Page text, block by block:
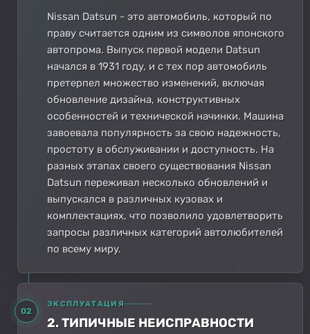
Nissan Datsun - это автомобиль, который по
праву считается одним из символов японского
автопрома. Выпуск первой модели Datsun
начался в 1931 году, и с тех пор автомобиль
претерпел множество изменений, включая
обновление дизайна, конструктивных
особенностей и технической начинки. Машина
завоевала популярность за свою надежность,
простоту в обслуживании и доступность. На
разных этапах своего существования Nissan
Datsun переживал несколько обновлений и
выпускался в различных кузовах и
комплектациях, что позволило удовлетворить
запросы различных категорий автолюбителей
по всему миру.
02
ЭКСПЛУАТАЦИЯ
2. ТИПИЧНЫЕ НЕИСПРАВНОСТИ